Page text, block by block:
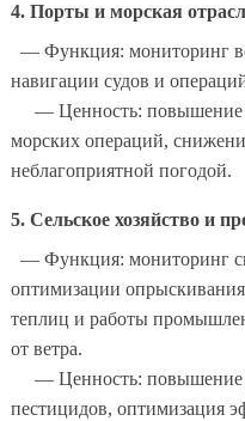
4. Порты и морская
— Функция: мониторинг
навигации судов и
— Ценность: повышение
морских операций,
неблагоприятной погодой.
5. Сельское хозяйство и
— Функция: мониторинг
оптимизации опрыскивания
теплиц и работы
от ветра.
— Ценность: повышение
пестицидов, оптимизация